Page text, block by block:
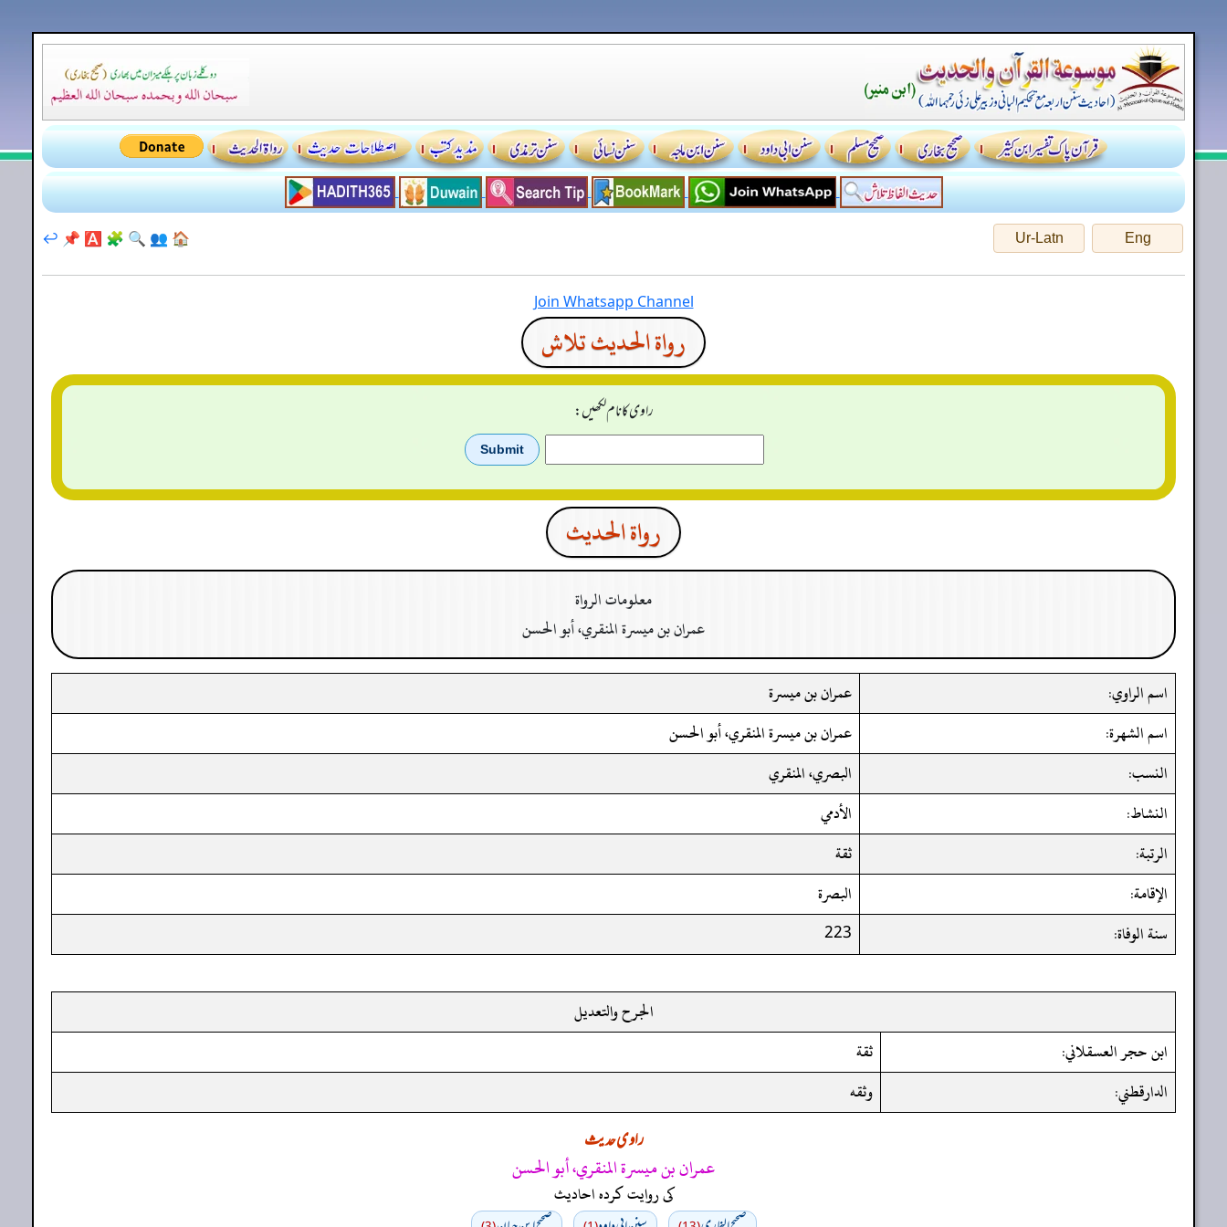
Eng
Ur-Latn
🏠
👥
🔍
🧩
🅰️
📌
↩️
Join Whatsapp Channel
رواة الحديث تلاش
راوی کا نام لکھیں:
رواة الحدیث
معلومات الرواة
عمران بن ميسرة المنقري، أبو الحسن
اسم الراوي:
عمران بن ميسرة
اسم الشهرة:
عمران بن ميسرة المنقري، أبو الحسن
النسب:
البصري، المنقري
النشاط:
الأدمي
الرتبة:
ثقة
الإقامة:
البصرة
سنة الوفاة:
223
الجرح والتعديل
ابن حجر العسقلاني:
ثقة
الدارقطني:
وثقه
راوی حدیث
عمران بن ميسرة المنقري، أبو الحسن
کی روایت کردہ احادیث